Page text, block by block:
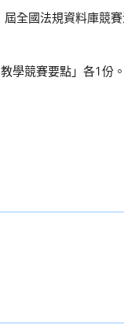
全國法規資料庫競
學競賽要點」各1份。